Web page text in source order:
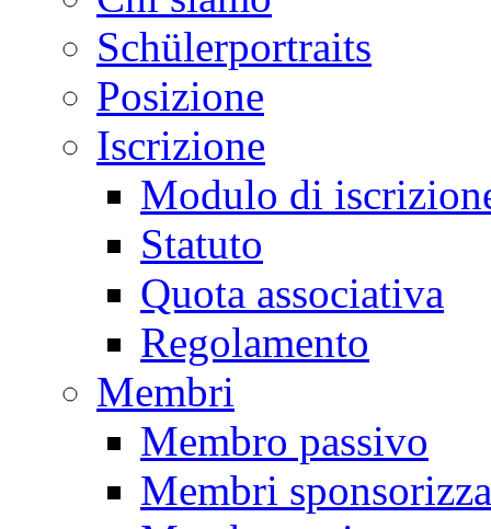
Schülerportraits
Posizione
Iscrizione
Modulo di
Statuto
Quota associativa
Regolamento
Membri
Membro passivo
Membri